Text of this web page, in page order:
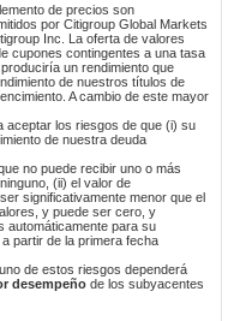
de precios son
por Citigroup Global Markets
Inc. La oferta de valores
cupones contingentes a una tasa
un rendimiento que
de nuestros títulos de
A cambio de este mayor
aceptar los riesgos de que (i) su
de nuestra deuda
no puede recibir uno o más
(ii) el valor de
significativamente menor que el
y puede ser cero, y
automáticamente para su
partir de la primera fecha
de estos riesgos dependerá
desempeño de los subyacentes